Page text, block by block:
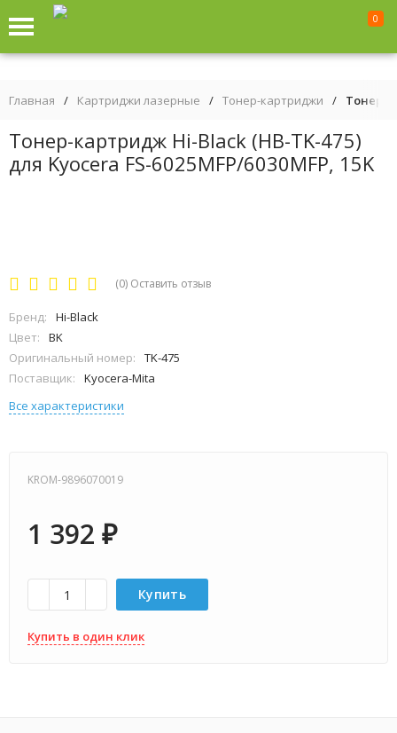
0
Главная / Картриджи лазерные / Тонер-картриджи / Тонер-
Тонер-картридж Hi-Black (HB-TK-475)
для Kyocera FS-6025MFP/6030MFP, 15K
(0) Оставить отзыв
Бренд:
Hi-Black
Цвет:
BK
Оригинальный номер:
TK-475
Поставщик:
Kyocera-Mita
Все характеристики
KROM-9896070019
1 392 ₽
Купить
Купить в один клик